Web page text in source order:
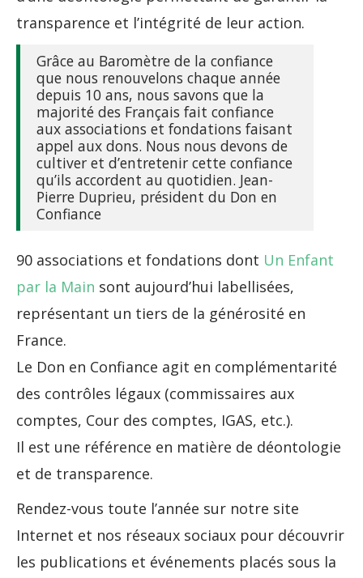
transparence et l’intégrité de leur action.
Grâce au Baromètre de la confiance
que nous renouvelons chaque année
depuis 10 ans, nous savons que la
majorité des Français fait confiance
aux associations et fondations faisant
appel aux dons. Nous nous devons de
cultiver et d’entretenir cette confiance
qu’ils accordent au quotidien. Jean-
Pierre Duprieu, président du Don en
Confiance
90 associations et fondations dont Un Enfant
par la Main sont aujourd’hui labellisées,
représentant un tiers de la générosité en
France.
Le Don en Confiance agit en complémentarité
des contrôles légaux (commissaires aux
comptes, Cour des comptes, IGAS, etc.).
Il est une référence en matière de déontologie
et de transparence.
Rendez-vous toute l’année sur notre site
Internet et nos réseaux sociaux pour découvrir
les publications et événements placés sous la